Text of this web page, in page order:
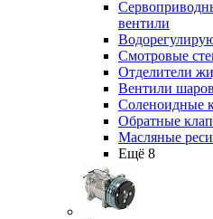
вентили
Смотровые
Отделители
Вентили
Соленоидные
Обратные
Масляные
Ещё 8